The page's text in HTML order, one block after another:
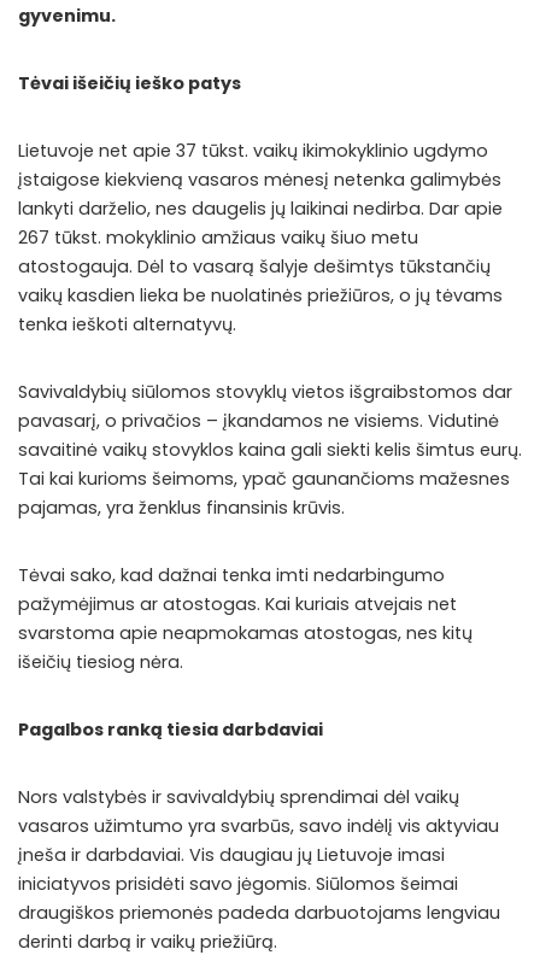
gyvenimu.
Tėvai išeičių ieško patys
Lietuvoje net apie 37 tūkst. vaikų ikimokyklinio ugdymo
įstaigose kiekvieną vasaros mėnesį netenka galimybės
lankyti darželio, nes daugelis jų laikinai nedirba. Dar apie
267 tūkst. mokyklinio amžiaus vaikų šiuo metu
atostogauja. Dėl to vasarą šalyje dešimtys tūkstančių
vaikų kasdien lieka be nuolatinės priežiūros, o jų tėvams
tenka ieškoti alternatyvų.
Savivaldybių siūlomos stovyklų vietos išgraibstomos dar
pavasarį, o privačios – įkandamos ne visiems. Vidutinė
savaitinė vaikų stovyklos kaina gali siekti kelis šimtus eurų.
Tai kai kurioms šeimoms, ypač gaunančioms mažesnes
pajamas, yra ženklus finansinis krūvis.
Tėvai sako, kad dažnai tenka imti nedarbingumo
pažymėjimus ar atostogas. Kai kuriais atvejais net
svarstoma apie neapmokamas atostogas, nes kitų
išeičių tiesiog nėra.
Pagalbos ranką tiesia darbdaviai
Nors valstybės ir savivaldybių sprendimai dėl vaikų
vasaros užimtumo yra svarbūs, savo indėlį vis aktyviau
įneša ir darbdaviai. Vis daugiau jų Lietuvoje imasi
iniciatyvos prisidėti savo jėgomis. Siūlomos šeimai
draugiškos priemonės padeda darbuotojams lengviau
derinti darbą ir vaikų priežiūrą.